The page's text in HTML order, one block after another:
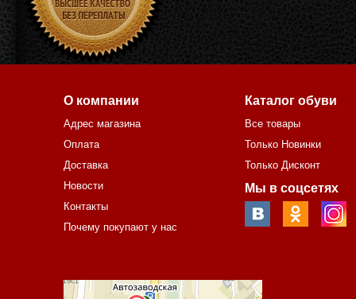
О компании
Адрес магазина
Оплата
Доставка
Новости
Контакты
Почему покупают у нас
Каталог обуви
Все товары
Только Новинки
Только Дисконт
Мы в соцсетях